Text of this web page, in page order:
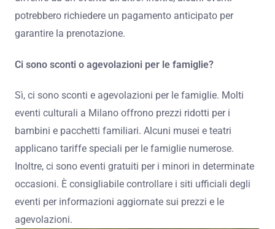
potrebbero richiedere un pagamento anticipato per
garantire la prenotazione.
Ci sono sconti o agevolazioni per le famiglie?
Sì, ci sono sconti e agevolazioni per le famiglie. Molti
eventi culturali a Milano offrono prezzi ridotti per i
bambini e pacchetti familiari. Alcuni musei e teatri
applicano tariffe speciali per le famiglie numerose.
Inoltre, ci sono eventi gratuiti per i minori in determinate
occasioni. È consigliabile controllare i siti ufficiali degli
eventi per informazioni aggiornate sui prezzi e le
agevolazioni.